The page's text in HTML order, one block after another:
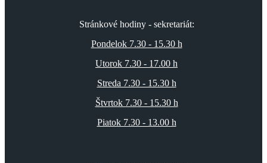
Stránkové hodiny - sekretariát:
Pondelok 7.30 - 15.30 h
Utorok 7.30 - 17.00 h
Streda 7.30 - 15.30 h
Štvrtok 7.30 - 15.30 h
Piatok 7.30 - 13.00 h